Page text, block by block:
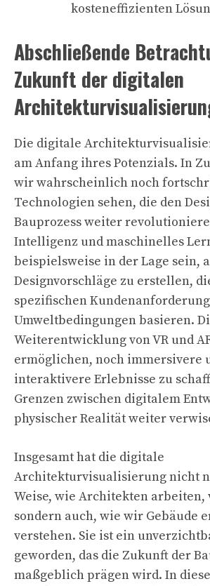
kosteneffizienten
Abschließende
Zukunft der digitalen
Die digitale
am Anfang ihres Potenzials. In
wir wahrscheinlich noch
Technologien sehen, die den
Bauprozess weiter
Intelligenz und maschinelles
beispielsweise in der Lage sein,
Designvorschläge zu erstellen,
spezifischen
Umweltbedingungen basieren.
Weiterentwicklung von VR und
ermöglichen, noch immersivere
interaktivere Erlebnisse zu
Grenzen zwischen digitalem
physischer Realität weiter
Insgesamt hat die digitale
Architekturvisualisierung nicht
Weise, wie Architekten arbeiten,
sondern auch, wie wir Gebäude
verstehen. Sie ist ein
geworden, das die Zukunft der
maßgeblich prägen wird. In